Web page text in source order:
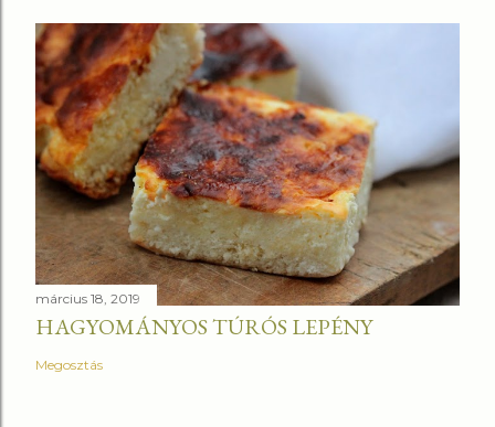
március 18, 2019
HAGYOMÁNYOS TÚRÓS LEPÉNY
Megosztás